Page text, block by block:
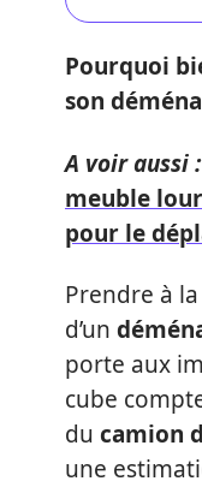
Pourquoi
son
A voir aussi :
meuble
pour le
Prendre à
d’un
porte aux
cube
du camion
une